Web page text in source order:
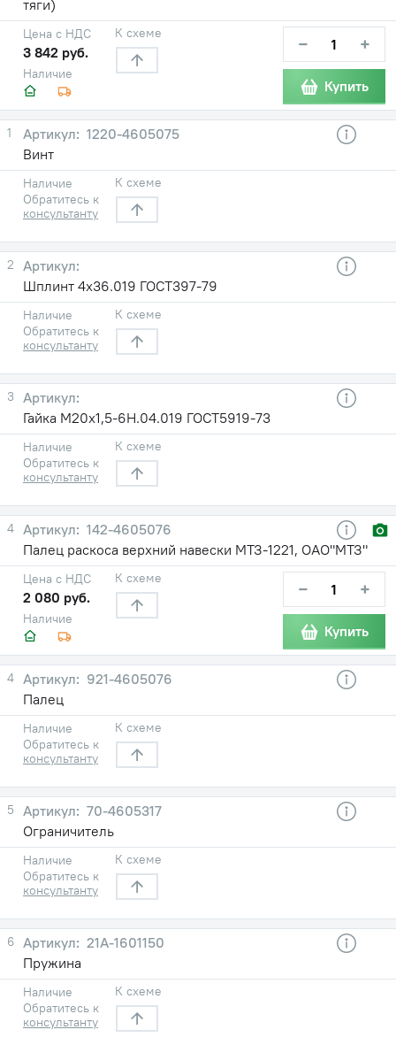
тяги)
Наличие
Цена с НДС
3 842 руб.
К схеме − +
Купить
1
1220-4605075
Винт
Наличие
Обратитесь к
консультанту
К схеме
2
Шплинт 4х36.019 ГОСТ397-79
Наличие
Обратитесь к
консультанту
К схеме
3
Гайка М20х1,5-6Н.04.019 ГОСТ5919-73
Наличие
Обратитесь к
консультанту
К схеме
4
142-4605076
Палец раскоса верхний навески МТЗ-1221, ОАО"МТЗ"
Наличие
Цена с НДС
2 080 руб.
К схеме − +
Купить
4
921-4605076
Палец
Наличие
Обратитесь к
консультанту
К схеме
5
70-4605317
Ограничитель
Наличие
Обратитесь к
консультанту
К схеме
6
21А-1601150
Пружина
Наличие
Обратитесь к
консультанту
К схеме